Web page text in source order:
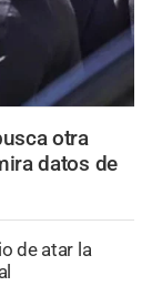
otra
datos de
de atar la